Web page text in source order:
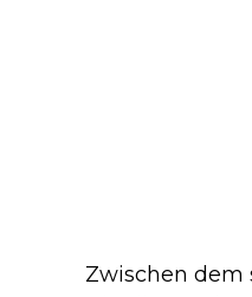
Zwischen dem